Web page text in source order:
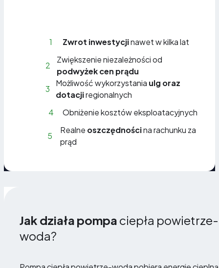
1 Zwrot inwestycjinawet w kilka lat
2
Zwiększenie niezależności od
podwyżek cen prądu
3
Możliwość wykorzystania ulg oraz
dotacjiregionalnych
4
Obniżenie kosztów eksploatacyjnych
5
Realne oszczędnościna rachunku za
prąd
Jak działa pompa ciepła powietrze-
woda?